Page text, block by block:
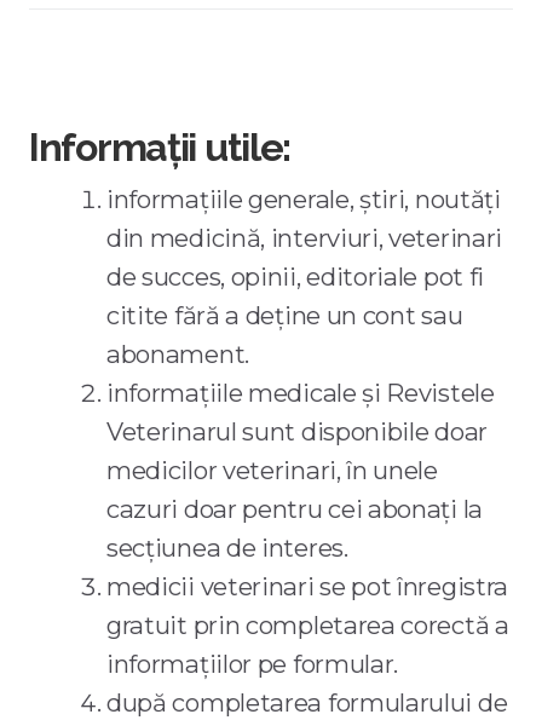
Informații utile:
informațiile generale, știri, noutăți
din medicină, interviuri, veterinari
de succes, opinii, editoriale pot fi
citite fără a deține un cont sau
abonament.
informațiile medicale și Revistele
Veterinarul sunt disponibile doar
medicilor veterinari, în unele
cazuri doar pentru cei abonați la
secțiunea de interes.
medicii veterinari se pot înregistra
gratuit prin completarea corectă a
informațiilor pe formular.
după completarea formularului de